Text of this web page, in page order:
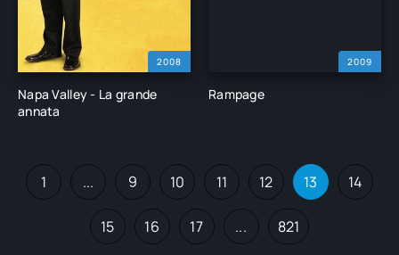
2008
Napa Valley - La grande
annata
2009
Rampage
1 ... 9 10 11 12 13 14
15 16 17 ... 821